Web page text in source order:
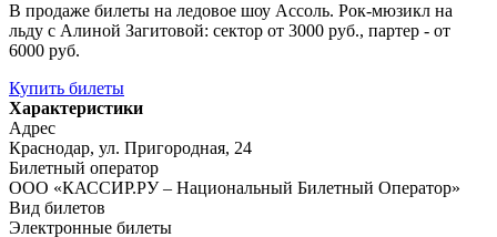
В продаже билеты на ледовое шоу Ассоль. Рок-мюзикл на
льду с Алиной Загитовой: сектор от 3000 руб., партер - от
6000 руб.
Купить билеты
Характеристики
Адрес
Краснодар, ул. Пригородная, 24
Билетный оператор
ООО «КАССИР.РУ – Национальный Билетный Оператор»
Вид билетов
Электронные билеты